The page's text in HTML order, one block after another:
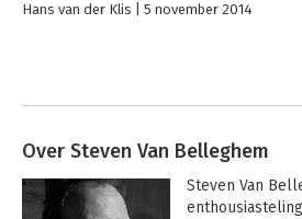
Hans van der Klis 5 november 2014
Over Steven Van Belleghem
Steven Van